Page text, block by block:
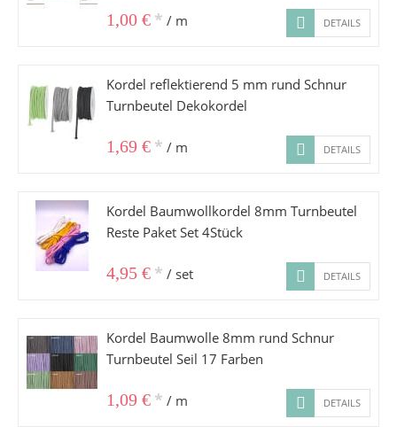
1,00 € * / m DETAILS
Kordel reflektierend 5 mm rund Schnur
Turnbeutel Dekokordel
1,69 € * / m DETAILS
Kordel Baumwollkordel 8mm Turnbeutel
Reste Paket Set 4Stück
4,95 € * / set DETAILS
Kordel Baumwolle 8mm rund Schnur
Turnbeutel Seil 17 Farben
1,09 € * / m DETAILS